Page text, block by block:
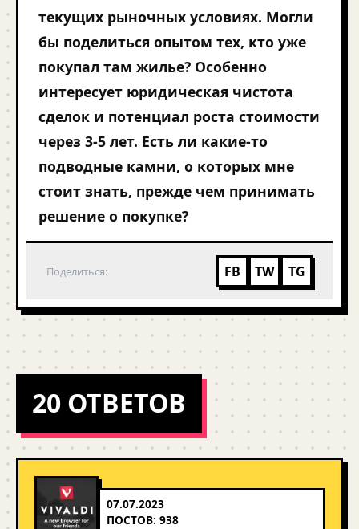
текущих рыночных условиях. Могли
бы поделиться опытом тех, кто уже
покупал там жилье? Особенно
интересует юридическая чистота
сделок и потенциал роста стоимости
через 3-5 лет. Есть ли какие-то
подводные камни, о которых мне
стоит знать, прежде чем принимать
решение о покупке?
Поделиться: FB TW TG
20 ОТВЕТОВ
07.07.2023
ПОСТОВ: 938